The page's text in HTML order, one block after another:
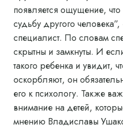
появляется ощущение,
судьбу другого
специалист. По словам
скрытны и замкнуты. И
такого ребенка и увидит,
оскорбляют, он
его к психологу. Также
внимание на детей,
мнению Владиславы